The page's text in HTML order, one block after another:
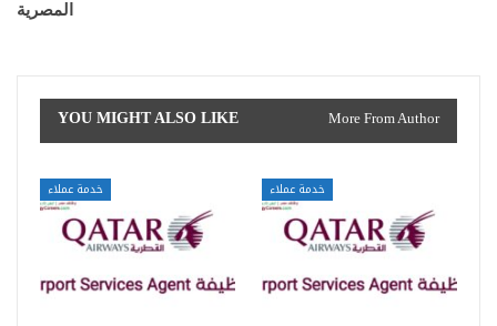
المصرية
YOU MIGHT ALSO LIKE More From Author
خدمة عملاء خدمة عملاء